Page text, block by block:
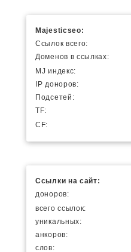
Majesticseo:
Ссылок всего:
Доменов в ссылках:
MJ индекс:
IP доноров:
Подсетей:
TF:
CF:
Ссылки на сайт:
доноров:
всего ссылок:
уникальных:
анкоров:
слов: